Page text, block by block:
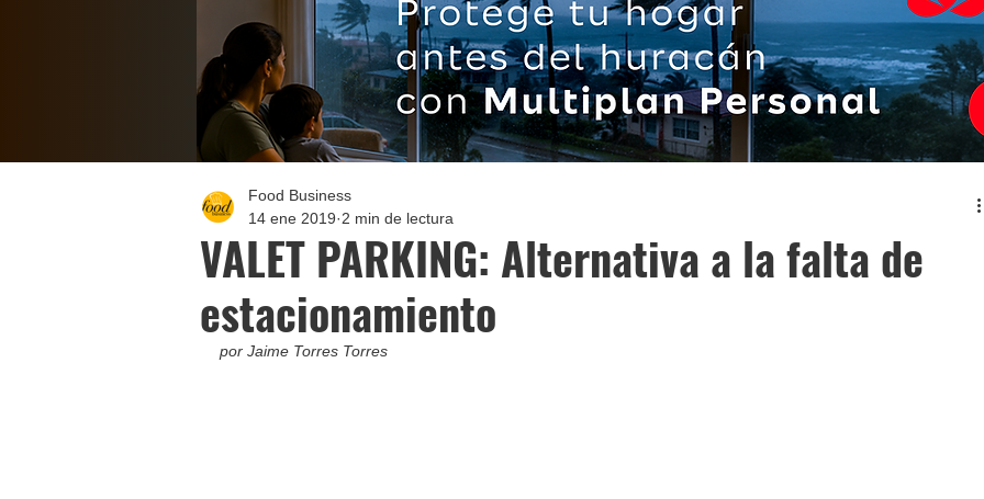
VALET PARKING: Alternativa a la falta de
estacionamiento
Food Business
14 ene 2019 2 min de lectura
por Jaime Torres Torres